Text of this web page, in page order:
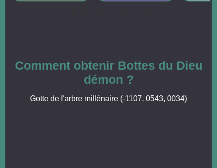
Comment obtenir Bottes du Dieu
démon ?
Gotte de l'arbre millénaire (-1107, 0543, 0034)